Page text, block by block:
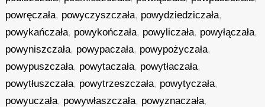
powręczała, powyczyszczała, powydziedziczała,
powykańczała, powykończała, powyliczała, powyłączała,
powyniszczała, powypaczała, powypożyczała,
powypuszczała, powytaczała, powytłaczała,
powytłuszczała, powytrzeszczała, powytyczała,
powyuczała, powywłaszczała, powyznaczała,